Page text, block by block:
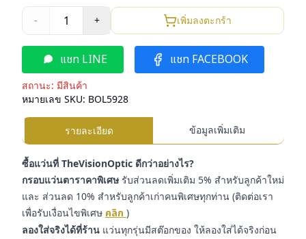
- 1 + เพิ่มลงตะกร้า
แชท LINE แชท FACEBOOK
สถานะ: มีสินค้า
หมายเลข SKU: BOL5928
รายละเอียด ข้อมูลเพิ่มเติม
ซื้อแว่นที่ TheVisionOptic ดีกว่าอย่างไร?
กรอบแว่นตาราคาพิเศษ รับส่วนลดเพิ่มเติม 5% สำหรับลูกค้าใหม่
และ ส่วนลด 10% สำหรับลูกค้าเก่าคนพิเศษทุกท่าน (ติดต่อเรา
เพื่อรับเงื่อนไขพิเศษ คลิก )
ลองใส่จริงได้ที่ร้าน แว่นทุกรุ่นมีสต๊อกของ ให้ลองใส่ได้จริงก่อน